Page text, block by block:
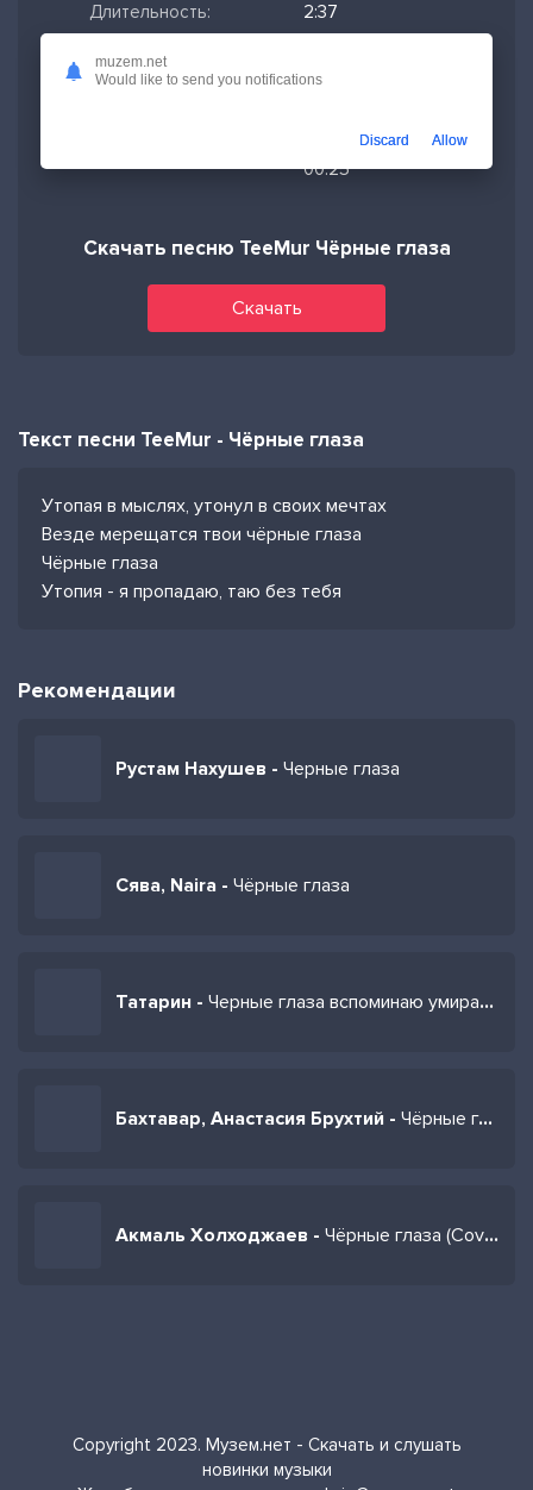
Длительность:
2:37
Качество mp3:
320 кбит/с,
18-02-2025,
00:25
Скачать песню TeeMur Чёрные глаза
Скачать
Текст песни TeeMur - Чёрные глаза
Утопая в мыслях, утонул в своих мечтах
Везде мерещатся твои чёрные глаза
Чёрные глаза
Утопия - я пропадаю, таю без тебя
Рекомендации
Рустам Нахушев - Черные глаза
Сява, Naira - Чёрные глаза
Татарин - Черные глаза вспоминаю умираю черные глаза
Бахтавар, Анастасия Брухтий - Чёрные глаза
Акмаль Холходжаев - Чёрные глаза (Cover 2023)
Copyright 2023. Музем.нет - Скачать и слушать
новинки музыки
muzem.net
Would like to send you notifications
Discard Allow